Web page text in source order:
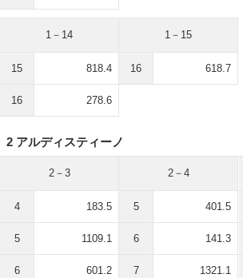
1－14
15 818.4
16 278.6
1－15
16 618.7
2 アルディスティーノ
2－3
4 183.5
5 1109.1
6 601.2
2－4
5 401.5
6 141.3
7 1321.1